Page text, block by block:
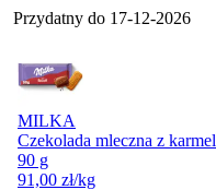
Przydatny do 17-12-2026
MILKA
Czekolada mleczna z
90 g
91,00 zł/kg